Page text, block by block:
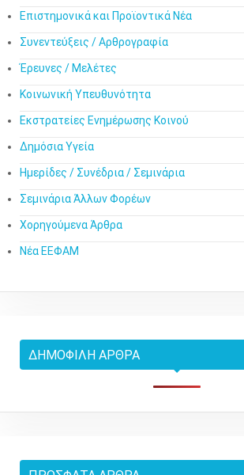
Επιστημονικά και Προϊοντικά Νέα
Συνεντεύξεις / Αρθρογραφία
Έρευνες / Μελέτες
Κοινωνική Υπευθυνότητα
Εκστρατείες Ενημέρωσης Κοινού
Δημόσια Υγεία
Ημερίδες / Συνέδρια / Σεμινάρια
Σεμινάρια Άλλων Φορέων
Χορηγούμενα Άρθρα
Νέα ΕΕΦΑΜ
ΔΗΜΟΦΙΛΉ ΆΡΘΡΑ